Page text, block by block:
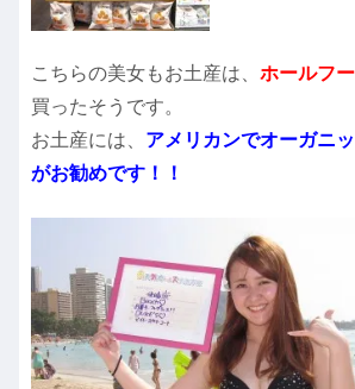
こちらの美女もお土産は、 ホールフ
買ったそうです。
お土産には、 アメリカンでオーガニ
がお勧めです！！